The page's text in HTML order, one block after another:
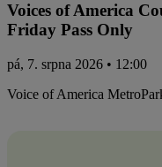
Voices of America
Friday Pass Only
pá, 7. srpna 2026 • 12:00
Voice of America